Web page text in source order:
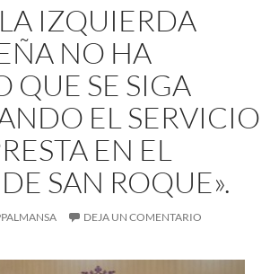
IZQUIERDA
NO HA
QUE SE SIGA
EL SERVICIO
EN EL
SAN ROQUE».
DEJA UN COMENTARIO